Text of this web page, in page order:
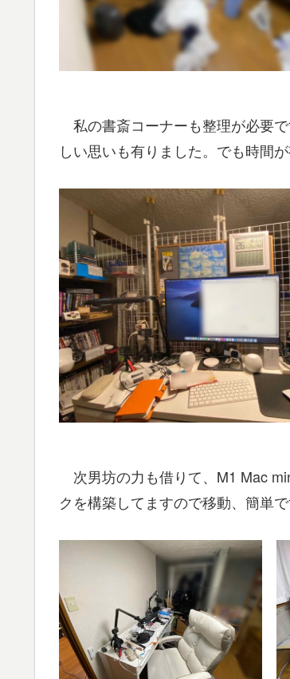
私の書斎コーナーも整理が必要
しい思いも有りました。でも時間が
次男坊の力も借りて、M1 Mac
クを構築してますので移動、簡単